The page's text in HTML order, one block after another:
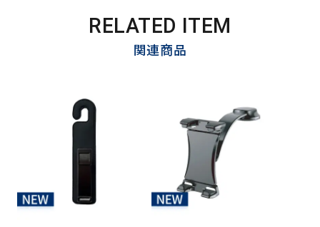
RELATED ITEM
関連商品